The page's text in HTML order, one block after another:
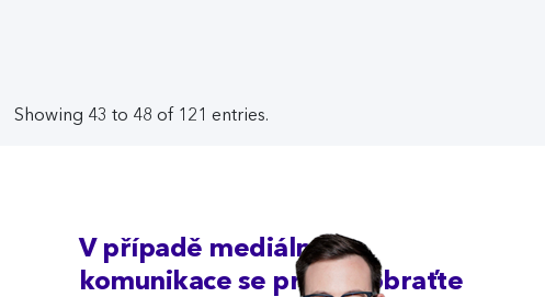
Showing 43 to 48 of 121 entries.
V případě mediální
komunikace se prosím obraťte